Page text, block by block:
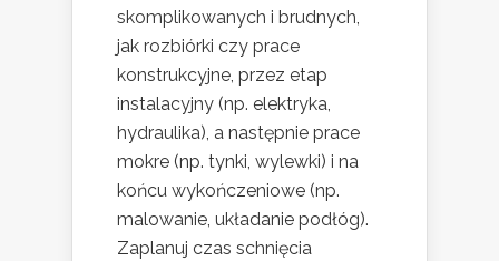
skomplikowanych i brudnych,
jak rozbiórki czy prace
konstrukcyjne, przez etap
instalacyjny (np. elektryka,
hydraulika), a następnie prace
mokre (np. tynki, wylewki) i na
końcu wykończeniowe (np.
malowanie, układanie podłóg).
Zaplanuj czas schnięcia